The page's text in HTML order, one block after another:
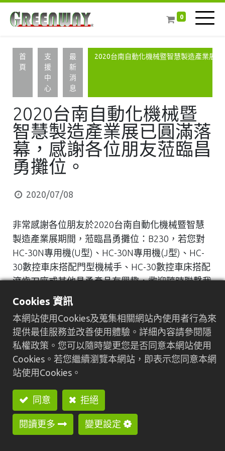
0
首
頁
支
援
中
心
最
新
消
息
2020台南自動化機械暨智慧製造產業展
2020台南自動化機械暨
智慧製造產業展已圓滿落
幕，感謝各位朋友蒞臨昌
勇攤位。
2020/07/08
非常感謝各位朋友於2020台南自動化機械暨智慧
製造產業展期間，蒞臨昌勇攤位：B230，若您對
HC-30N專用機(U型)、HC-30N專用機(J型)、HC-
30數控車床搭配門型機械手、HC-30數控車床搭配
滾齒刀座或其他昌勇產品有興趣，歡迎隨時聯繫我
歡迎來信昌勇：
歡迎來電昌勇：886-4-26152157
Previous
Cookies 資訊
本網站使用Cookies及蒐集相關網站內使用者行為來
提供最佳服務並改善使用體驗。詳細內容請參閱隱
私權政策。您可以隨時變更您是否同意本網站使用
Cookies。若您繼續瀏覽本網站，即表示您同意本網
站使用Cookies。
同意 拒絕
閱讀更多 變更設定